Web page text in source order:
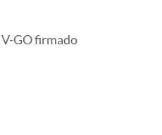
GO firmado